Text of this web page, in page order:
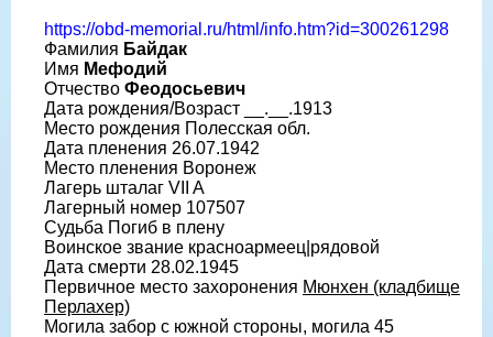
https://obd-memorial.ru/html/info.htm?id=300261298
Фамилия Байдак
Имя Мефодий
Отчество Феодосьевич
Дата рождения/Возраст __.__.1913
Место рождения Полесская обл.
Дата пленения 26.07.1942
Место пленения Воронеж
Лагерь шталаг VII A
Лагерный номер 107507
Судьба Погиб в плену
Воинское звание красноармеец|рядовой
Дата смерти 28.02.1945
Первичное место захоронения Мюнхен (кладбище
Перлахер)
Могила забор с южной стороны, могила 45